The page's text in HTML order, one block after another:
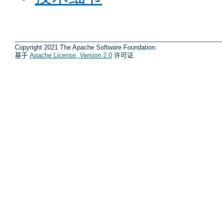
Copyright 2021 The Apache Software Foundation.
基于 Apache License, Version 2.0 许可证.